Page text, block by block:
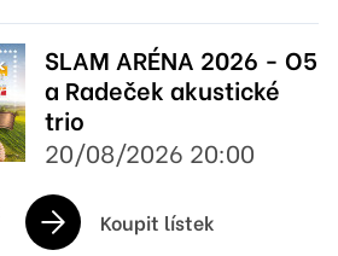
SLAM ARÉNA 2026 - O5
a Radeček akustické
trio
20/08/2026 20:00
Koupit lístek